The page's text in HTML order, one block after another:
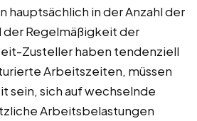
hauptsächlich in der Anzahl der
Regelmäßigkeit der
Zusteller haben tendenziell
Arbeitszeiten, müssen
sein, sich auf wechselnde
Arbeitsbelastungen